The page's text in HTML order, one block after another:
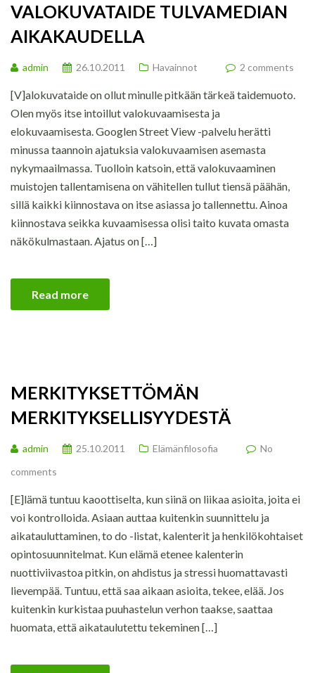
VALOKUVATAIDE TULVAMEDIAN
AIKAKAUDELLA
admin 26.10.2011 Havainnot 2 comments
[V]alokuvataide on ollut minulle pitkään tärkeä taidemuoto.
Olen myös itse intoillut valokuvaamisesta ja
elokuvaamisesta. Googlen Street View -palvelu herätti
minussa taannoin ajatuksia valokuvaamisen asemasta
nykymaailmassa. Tuolloin katsoin, että valokuvaaminen
muistojen tallentamisena on vähitellen tullut tiensä päähän,
sillä kaikki kiinnostava on itse asiassa jo tallennettu. Ainoa
kiinnostava seikka kuvaamisessa olisi taito kuvata omasta
näkökulmastaan. Ajatus on […]
Read more
MERKITYKSETTÖMÄN
MERKITYKSELLISYYDESTÄ
admin 25.10.2011 Elämänfilosofia
No
comments
[E]lämä tuntuu kaoottiselta, kun siinä on liikaa asioita, joita ei
voi kontrolloida. Asiaan auttaa kuitenkin suunnittelu ja
aikatauluttaminen, to do -listat, kalenterit ja henkilökohtaiset
opintosuunnitelmat. Kun elämä etenee kalenterin
nuottiviivastoa pitkin, on ahdistus ja stressi huomattavasti
lievempää. Tuntuu, että saa aikaan asioita, tekee, elää. Jos
kuitenkin kurkistaa puuhastelun verhon taakse, saattaa
huomata, että aikataulutettu tekeminen […]